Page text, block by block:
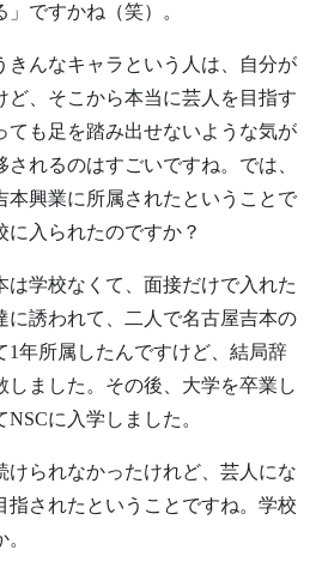
ですかね（笑）。
きんなキャラという人は、自分が
ど、そこから本当に芸人を目指す
ても足を踏み出せないような気が
れるのはすごいですね。では、
本興業に所属されたということで
に入られたのですか？
は学校なくて、面接だけで入れた
に誘われて、二人で名古屋吉本の
1年所属したんですけど、結局辞
しました。その後、大学を卒業し
に入学しました。
けられなかったけれど、芸人にな
指されたということですね。学校